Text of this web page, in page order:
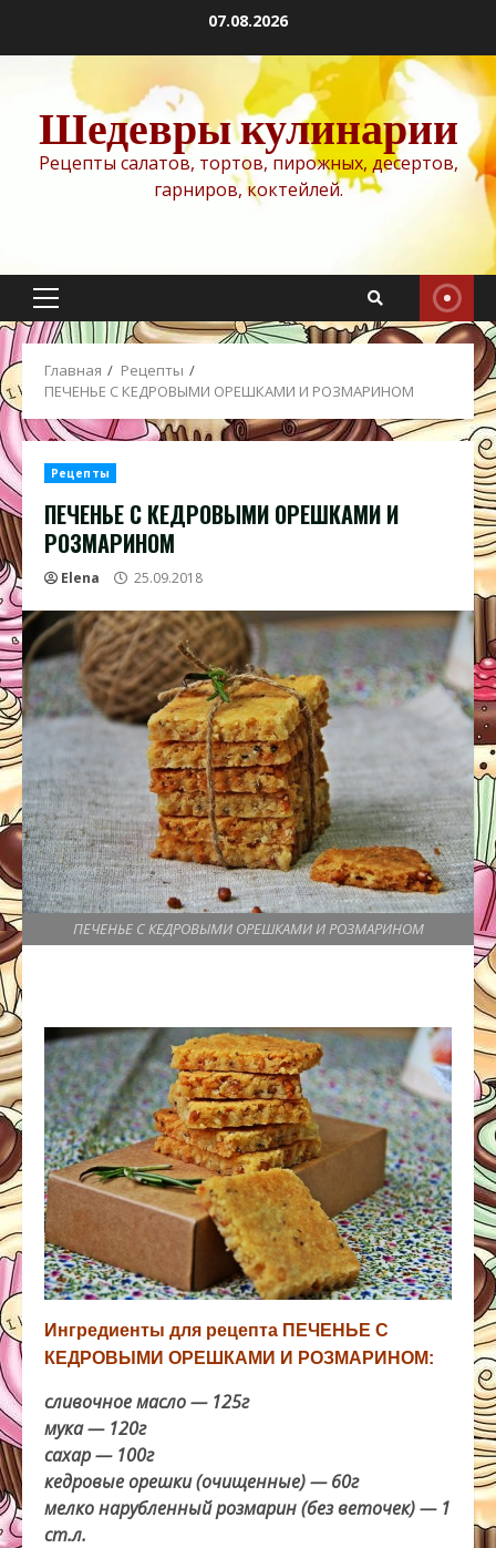
содержимому
07.08.2026
Шедевры кулинарии
Рецепты салатов, тортов, пирожных, десертов,
гарниров, коктейлей.
Основное
меню
Главная
Рецепты
ПЕЧЕНЬЕ С КЕДРОВЫМИ ОРЕШКАМИ И РОЗМАРИНОМ
Рецепты
ПЕЧЕНЬЕ С КЕДРОВЫМИ ОРЕШКАМИ И
РОЗМАРИНОМ
Elena 25.09.2018
ПЕЧЕНЬЕ С КЕДРОВЫМИ ОРЕШКАМИ И РОЗМАРИНОМ
Ингредиенты для рецепта ПЕЧЕНЬЕ С
КЕДРОВЫМИ ОРЕШКАМИ И РОЗМАРИНОМ:
сливочное масло — 125г
мука — 120г
сахар — 100г
кедровые орешки (очищенные) — 60г
мелко нарубленный розмарин (без веточек) — 1
ст.л.